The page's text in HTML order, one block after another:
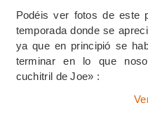
Podéis ver fotos de este
temporada donde se
ya que en principió se
terminar en lo que
cuchitril de Joe» :